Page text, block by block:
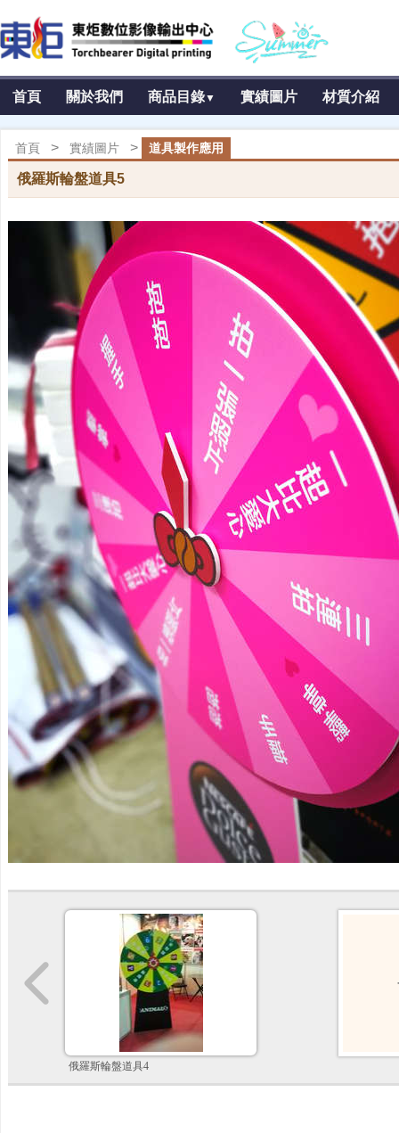
首頁 關於我們 商品目錄▼ 實績圖片 材質介紹
首頁 > 實績圖片 > 道具製作應用
俄羅斯輪盤道具5
俄羅斯輪盤道具4